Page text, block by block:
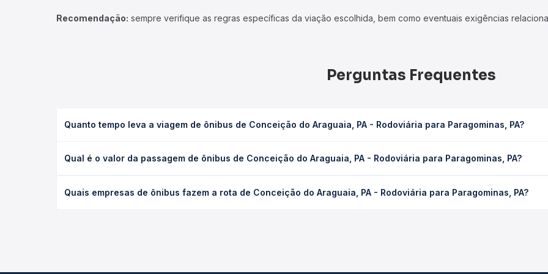
Recomendação: sempre verifique as regras específicas da viação escolhida, bem como eventuais exigências
Perguntas Frequentes
Quanto tempo leva a viagem de ônibus de Conceição do Araguaia, PA - Rodoviária para Paragominas, PA?
(convencional, executivo ou leito) e as condições de tráfego. Na Quero Passagem você consulta os horários
Qual é o valor da passagem de ônibus de Conceição do Araguaia, PA - Rodoviária para Paragominas, PA?
empresa, o tipo de poltrona e a antecedência da compra. Na Quero Passagem você compara os preços de todas as
Quais empresas de ônibus fazem a rota de Conceição do Araguaia, PA - Rodoviária para Paragominas, PA?